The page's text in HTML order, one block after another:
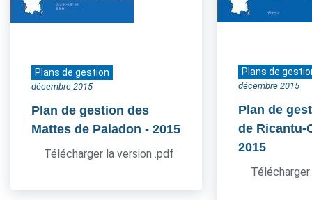
Plans de gestion
décembre 2015
Plan de gestion des
Mattes de Paladon - 2015
Télécharger la version .pdf
Plans de
décembre 2015
Plan de
de Ricantu-
2015